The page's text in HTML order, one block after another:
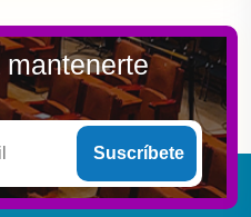
Suscríbete